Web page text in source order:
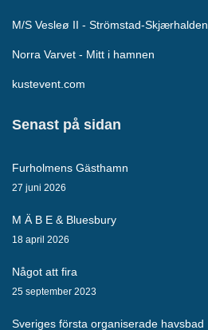
M/S Vesleø II - Strömstad-Skjærhalden
Norra Varvet - Mitt i hamnen
kustevent.com
Senast på sidan
Furholmens Gästhamn
27 juni 2026
M Ä B E & Bluesbury
18 april 2026
Något att fira
25 september 2023
Sveriges första organiserade havsbad